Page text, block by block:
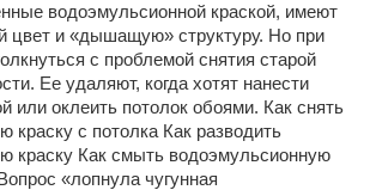
водоэмульсионной краской, имеют
цвет и «дышащую» структуру. Но при
с проблемой снятия старой
Ее удаляют, когда хотят нанести
или оклеить потолок обоями. Как снять
краску с потолка Как разводить
краску Как смыть водоэмульсионную
«лопнула чугунная